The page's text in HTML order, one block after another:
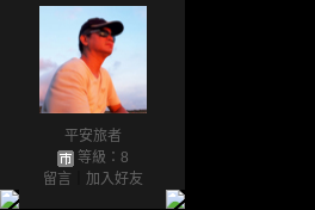
平安旅者
等級：8
留言
加入好友